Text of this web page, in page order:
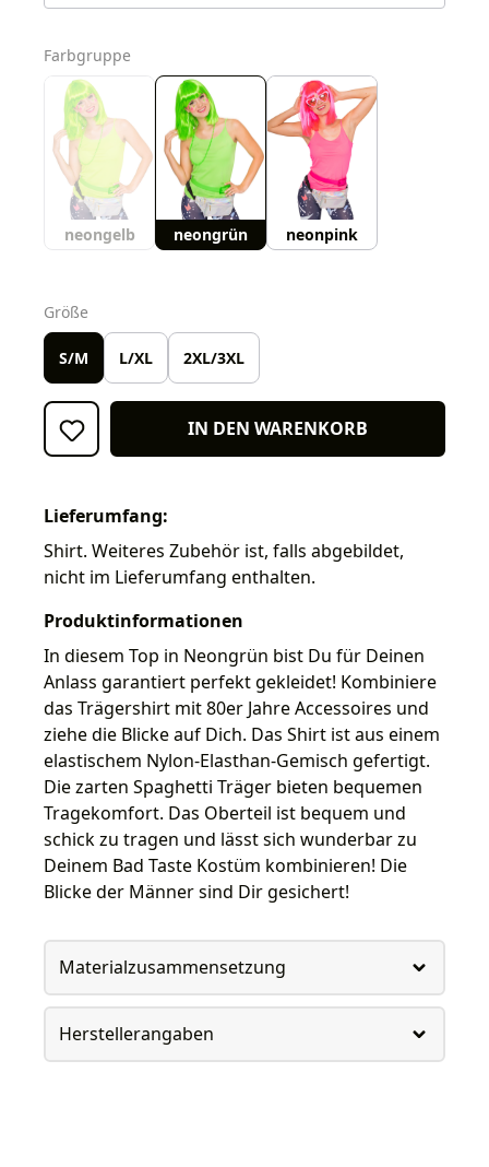
Farbgruppe
neongelb neongrün neonpink
Größe
S/M L/XL 2XL/3XL
IN DEN WARENKORB
Lieferumfang:
Shirt. Weiteres Zubehör ist, falls abgebildet,
nicht im Lieferumfang enthalten.
Produktinformationen
In diesem Top in Neongrün bist Du für Deinen
Anlass garantiert perfekt gekleidet! Kombiniere
das Trägershirt mit 80er Jahre Accessoires und
ziehe die Blicke auf Dich. Das Shirt ist aus einem
elastischem Nylon-Elasthan-Gemisch gefertigt.
Die zarten Spaghetti Träger bieten bequemen
Tragekomfort. Das Oberteil ist bequem und
schick zu tragen und lässt sich wunderbar zu
Deinem Bad Taste Kostüm kombinieren! Die
Blicke der Männer sind Dir gesichert!
Materialzusammensetzung
Herstellerangaben